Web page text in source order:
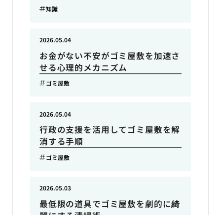
知識
お金がない不安がゴミ屋敷を加速さ
せる心理的メカニズム
2026.05.04
ゴミ屋敷
行政の支援を活用してゴミ屋敷を解
消する手順
2026.05.04
ゴミ屋敷
最低限の道具でゴミ屋敷を劇的に綺
2026.05.03